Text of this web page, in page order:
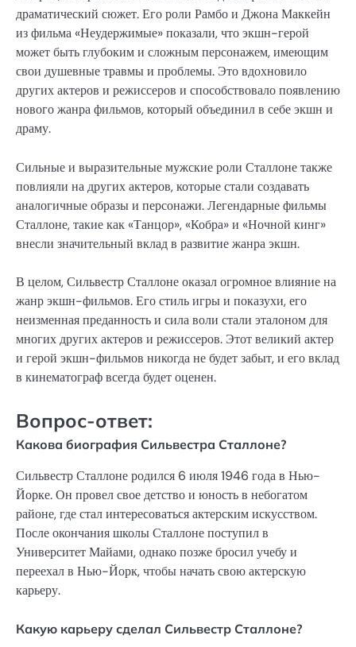
драматический сюжет. Его роли Рамбо и Джона Маккейн
из фильма «Неудержимые» показали, что экшн-герой
может быть глубоким и сложным персонажем, имеющим
свои душевные травмы и проблемы. Это вдохновило
других актеров и режиссеров и способствовало появлению
нового жанра фильмов, который объединил в себе экшн и
драму.
Сильные и выразительные мужские роли Сталлоне также
повлияли на других актеров, которые стали создавать
аналогичные образы и персонажи. Легендарные фильмы
Сталлоне, такие как «Танцор», «Кобра» и «Ночной кинг»
внесли значительный вклад в развитие жанра экшн.
В целом, Сильвестр Сталлоне оказал огромное влияние на
жанр экшн-фильмов. Его стиль игры и показухи, его
неизменная преданность и сила воли стали эталоном для
многих других актеров и режиссеров. Этот великий актер
и герой экшн-фильмов никогда не будет забыт, и его вклад
в кинематограф всегда будет оценен.
Вопрос-ответ:
Какова биография Сильвестра Сталлоне?
Сильвестр Сталлоне родился 6 июля 1946 года в Нью-
Йорке. Он провел свое детство и юность в небогатом
районе, где стал интересоваться актерским искусством.
После окончания школы Сталлоне поступил в
Университет Майами, однако позже бросил учебу и
переехал в Нью-Йорк, чтобы начать свою актерскую
карьеру.
Какую карьеру сделал Сильвестр Сталлоне?